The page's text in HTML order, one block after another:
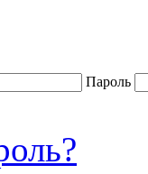
Пароль